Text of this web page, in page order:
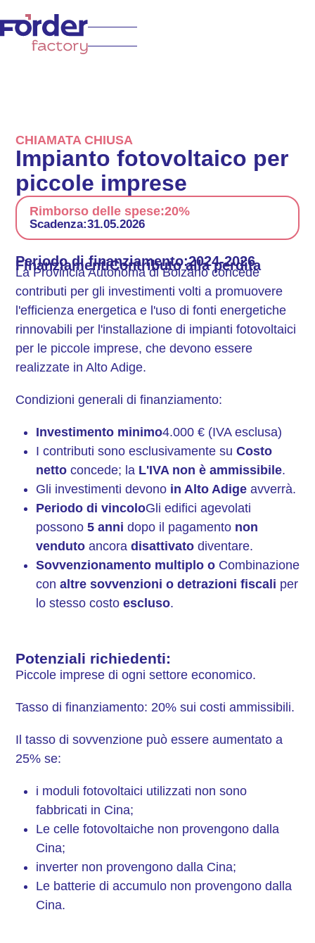
CHIAMATA CHIUSA
Impianto fotovoltaico per
piccole imprese
Rimborso delle spese:20%
Scadenza:31.05.2026
Periodo di finanziamento:2024-2026
FinanziamentiContributo alla perdita
La Provincia Autonoma di Bolzano concede
contributi per gli investimenti volti a promuovere
l'efficienza energetica e l'uso di fonti energetiche
rinnovabili per l'installazione di impianti fotovoltaici
per le piccole imprese, che devono essere
realizzate in Alto Adige.
Condizioni generali di finanziamento:
Investimento minimo4.000 € (IVA esclusa)
I contributi sono esclusivamente su Costo
nettoconcede; la L'IVA non è ammissibile.
Gli investimenti devono in Alto Adigeavverrà.
Periodo di vincoloGli edifici agevolati
possono 5 anni dopo il pagamento non
vendutoancora disattivatodiventare.
Sovvenzionamento multiplo oCombinazione
con altre sovvenzioni o detrazioni fiscali per
lo stesso costo escluso.
Potenziali richiedenti:
Piccole imprese di ogni settore economico.
Tasso di finanziamento: 20% sui costi ammissibili.
Il tasso di sovvenzione può essere aumentato a
25% se:
i moduli fotovoltaici utilizzati non sono
fabbricati in Cina;
Le celle fotovoltaiche non provengono dalla
Cina;
inverter non provengono dalla Cina;
Le batterie di accumulo non provengono dalla
Cina.